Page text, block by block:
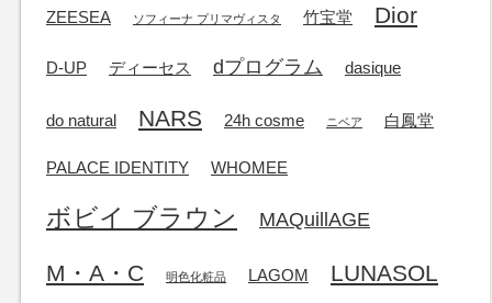
ZEESEA ソフィーナ プリマヴィスタ 竹宝堂 Dior
D-UP ディーセス dプログラム dasique
do natural NARS 24h cosme ニベア 白鳳堂
PALACE IDENTITY WHOMEE
ボビイ ブラウン MAQuillAGE
M・A・C 明色化粧品 LAGOM LUNASOL